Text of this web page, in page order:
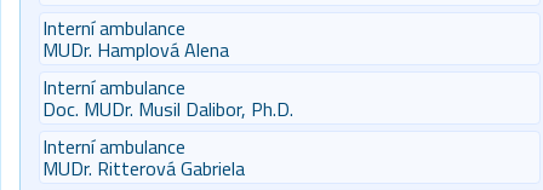
Interní ambulance
MUDr. Hamplová Alena
Interní ambulance
Doc. MUDr. Musil Dalibor, Ph.D.
Interní ambulance
MUDr. Ritterová Gabriela